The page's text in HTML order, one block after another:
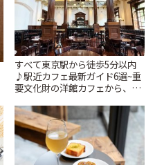
すべて東京駅から徒歩5分以内
♪駅近カフェ最新ガイド6選~重
要文化財の洋館カフェから、改
りっぷ